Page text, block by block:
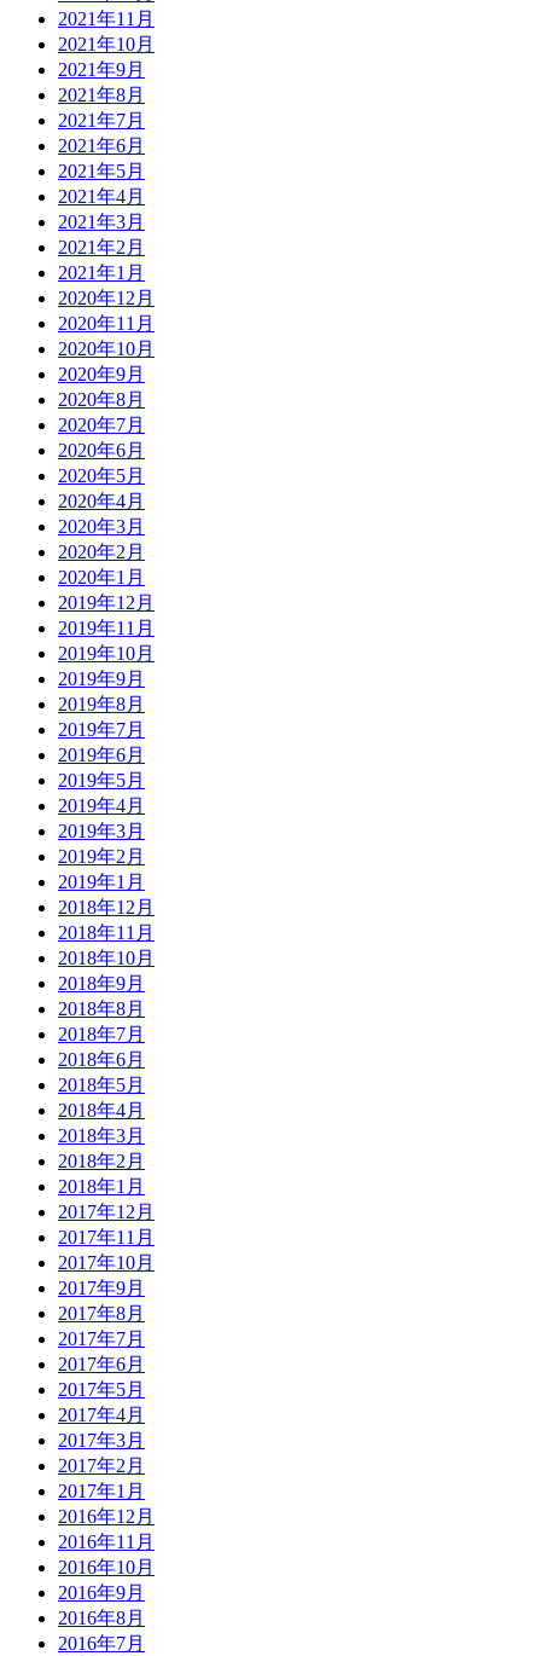
2021年11月
2021年10月
2021年9月
2021年8月
2021年7月
2021年6月
2021年5月
2021年4月
2021年3月
2021年2月
2021年1月
2020年12月
2020年11月
2020年10月
2020年9月
2020年8月
2020年7月
2020年6月
2020年5月
2020年4月
2020年3月
2020年2月
2020年1月
2019年12月
2019年11月
2019年10月
2019年9月
2019年8月
2019年7月
2019年6月
2019年5月
2019年4月
2019年3月
2019年2月
2019年1月
2018年12月
2018年11月
2018年10月
2018年9月
2018年8月
2018年7月
2018年6月
2018年5月
2018年4月
2018年3月
2018年2月
2018年1月
2017年12月
2017年11月
2017年10月
2017年9月
2017年8月
2017年7月
2017年6月
2017年5月
2017年4月
2017年3月
2017年2月
2017年1月
2016年12月
2016年11月
2016年10月
2016年9月
2016年8月
2016年7月